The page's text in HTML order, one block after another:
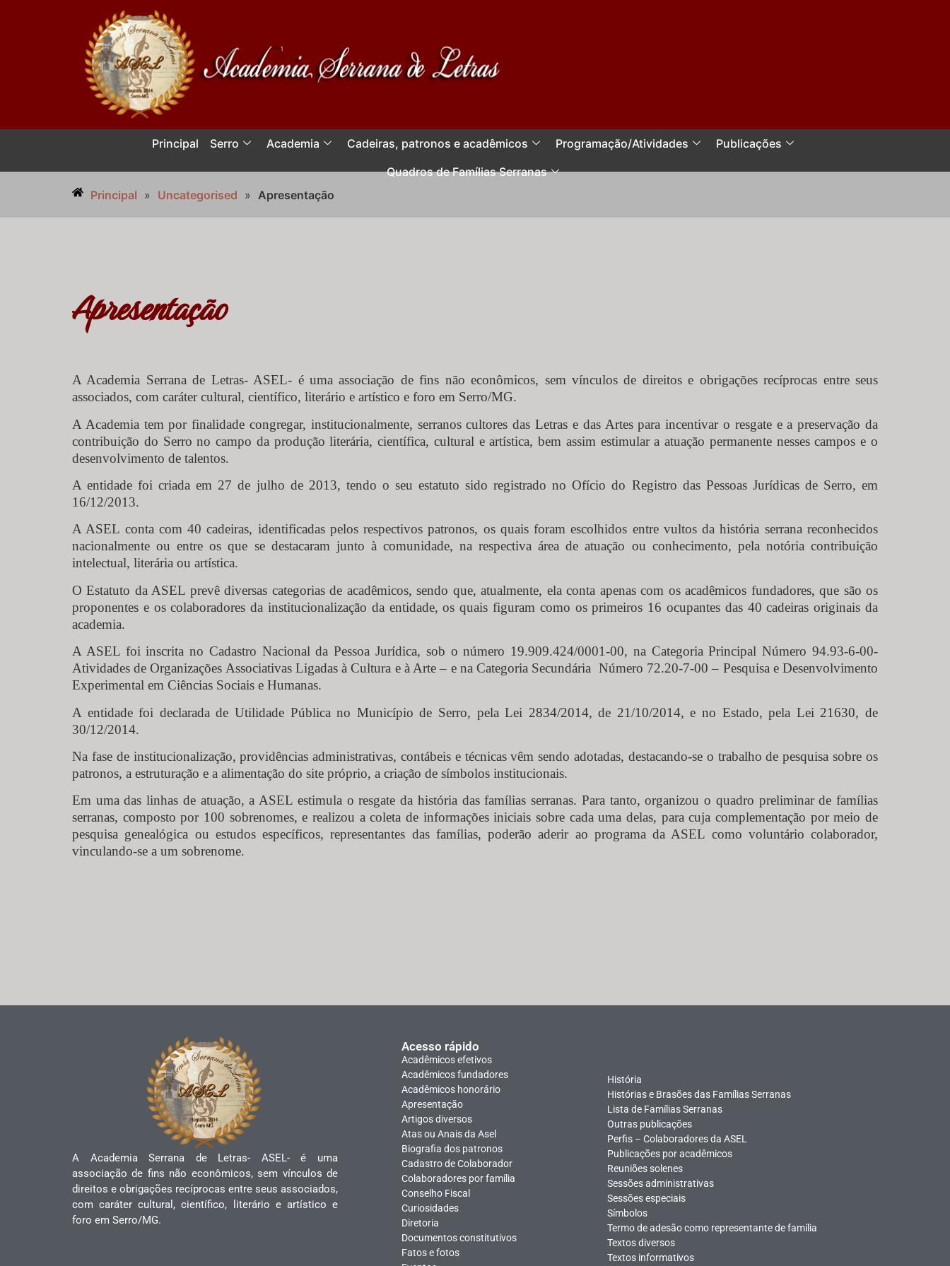
Principal Serro Academia Cadeiras, patronos e acadêmicos Programação/Atividades
Publicações
Quadros de Famílias Serranas
Principal » Uncategorised » Apresentação
Apresentação
A Academia Serrana de Letras- ASEL- é uma associação de fins não econômicos, sem vínculos de direitos e obrigações recíprocas entre seus
associados, com caráter cultural, científico, literário e artístico e foro em Serro/MG.
A Academia tem por finalidade congregar, institucionalmente, serranos cultores das Letras e das Artes para incentivar o resgate e a preservação da
contribuição do Serro no campo da produção literária, científica, cultural e artística, bem assim estimular a atuação permanente nesses campos e o
desenvolvimento de talentos.
A entidade foi criada em 27 de julho de 2013, tendo o seu estatuto sido registrado no Ofício do Registro das Pessoas Jurídicas de Serro, em
16/12/2013.
A ASEL conta com 40 cadeiras, identificadas pelos respectivos patronos, os quais foram escolhidos entre vultos da história serrana reconhecidos
nacionalmente ou entre os que se destacaram junto à comunidade, na respectiva área de atuação ou conhecimento, pela notória contribuição
intelectual, literária ou artística.
O Estatuto da ASEL prevê diversas categorias de acadêmicos, sendo que, atualmente, ela conta apenas com os acadêmicos fundadores, que são os
proponentes e os colaboradores da institucionalização da entidade, os quais figuram como os primeiros 16 ocupantes das 40 cadeiras originais da
academia.
A ASEL foi inscrita no Cadastro Nacional da Pessoa Jurídica, sob o número 19.909.424/0001-00, na Categoria Principal Número 94.93-6-00-
Atividades de Organizações Associativas Ligadas à Cultura e à Arte – e na Categoria Secundária Número 72.20-7-00 – Pesquisa e Desenvolvimento
Experimental em Ciências Sociais e Humanas.
A entidade foi declarada de Utilidade Pública no Município de Serro, pela Lei 2834/2014, de 21/10/2014, e no Estado, pela Lei 21630, de
30/12/2014.
Na fase de institucionalização, providências administrativas, contábeis e técnicas vêm sendo adotadas, destacando-se o trabalho de pesquisa sobre os
patronos, a estruturação e a alimentação do site próprio, a criação de símbolos institucionais.
Em uma das linhas de atuação, a ASEL estimula o resgate da história das famílias serranas. Para tanto, organizou o quadro preliminar de famílias
serranas, composto por 100 sobrenomes, e realizou a coleta de informações iniciais sobre cada uma delas, para cuja complementação por meio de
pesquisa genealógica ou estudos específicos, representantes das famílias, poderão aderir ao programa da ASEL como voluntário colaborador,
vinculando-se a um sobrenome.
A Academia Serrana de Letras- ASEL- é uma
associação de fins não econômicos, sem vínculos de
direitos e obrigações recíprocas entre seus associados,
com caráter cultural, científico, literário e artístico e
foro em Serro/MG.
Acesso rápido
Acadêmicos efetivos
Acadêmicos fundadores
Acadêmicos honorário
Apresentação
Artigos diversos
Atas ou Anais da Asel
Biografia dos patronos
Cadastro de Colaborador
Colaboradores por família
Conselho Fiscal
Curiosidades
Diretoria
Documentos constitutivos
Fatos e fotos
História
Histórias e Brasões das Famílias Serranas
Lista de Famílias Serranas
Outras publicações
Perfis – Colaboradores da ASEL
Publicações por acadêmicos
Reuniões solenes
Sessões administrativas
Sessões especiais
Símbolos
Termo de adesão como representante de família
Textos diversos
Textos informativos